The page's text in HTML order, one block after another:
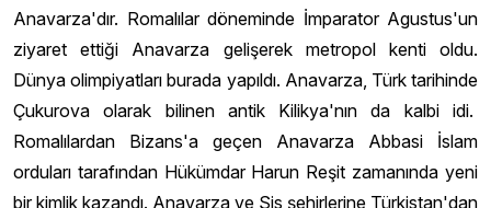
Anavarza'dır. Romalılar döneminde İmparator Agustus'un
ziyaret ettiği Anavarza gelişerek metropol kenti oldu.
Dünya olimpiyatları burada yapıldı. Anavarza, Türk tarihinde
Çukurova olarak bilinen antik Kilikya'nın da kalbi idi.
Romalılardan Bizans'a geçen Anavarza Abbasi İslam
orduları tarafından Hükümdar Harun Reşit zamanında yeni
bir kimlik kazandı. Anavarza ve Sis şehirlerine Türkistan'dan